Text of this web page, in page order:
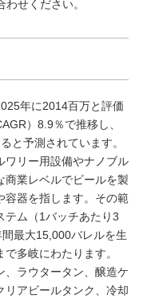
せください。
年に2014百万と評価
）8.9％で推移し、
と予測されています。
ワリー用設備やナノブル
商業レベルでビールを製
容器を指します。その範
テム（1バッチあたり3
最大15,000バレルを生
多岐にわたります。
、ラウタータン、醸造ケ
リアビールタンク、冷却